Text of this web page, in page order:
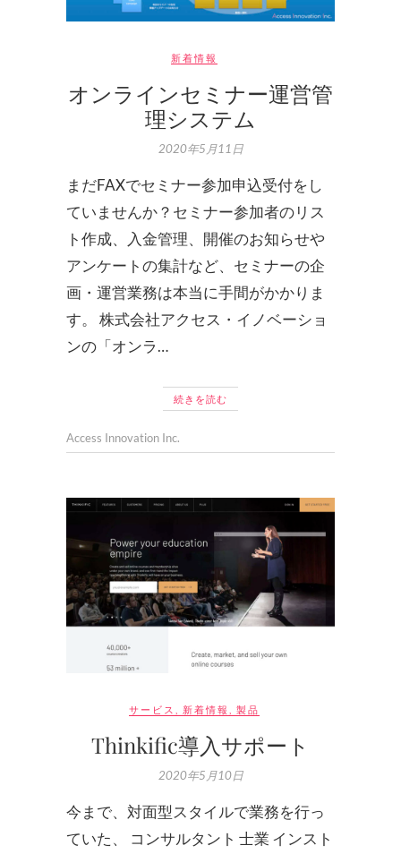
新着情報
オンラインセミナー運営管
理システム
2020年5月11日
まだFAXでセミナー参加申込受付をし
ていませんか？セミナー参加者のリス
ト作成、入金管理、開催のお知らせや
アンケートの集計など、セミナーの企
画・運営業務は本当に手間がかかりま
す。 株式会社アクセス・イノベーショ
ンの「オンラ…
続きを読む
Access Innovation Inc.
サービス 新着情報 製品
Thinkific導入サポート
2020年5月10日
今まで、対面型スタイルで業務を行っ
ていた、 コンサルタント 士業 インスト